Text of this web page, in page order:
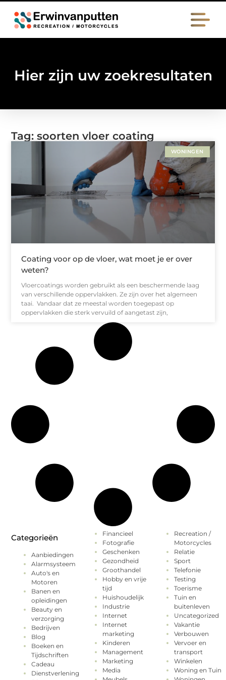
Hier zijn uw zoekresultaten
Tag: soorten vloer coating
WONINGEN
Coating voor op de vloer, wat moet je er over
weten?
Vloercoatings worden gebruikt als een beschermende laag
van verschillende oppervlakken. Ze zijn over het algemeen
taai. Vandaar dat ze meestal worden toegepast op
oppervlakken die sterk vervuild of aangetast zijn,
Categorieën
Aanbiedingen
Alarmsysteem
Auto's en
Motoren
Banen en
opleidingen
Beauty en
verzorging
Bedrijven
Blog
Boeken en
Tijdschriften
Cadeau
Dienstverlening
Financieel
Fotografie
Geschenken
Gezondheid
Groothandel
Hobby en vrije
tijd
Huishoudelijk
Industrie
Internet
Internet
marketing
Kinderen
Management
Marketing
Media
Recreation /
Motorcycles
Relatie
Sport
Telefonie
Testing
Toerisme
Tuin en
buitenleven
Uncategorized
Vakantie
Verbouwen
Vervoer en
transport
Winkelen
Woning en Tuin